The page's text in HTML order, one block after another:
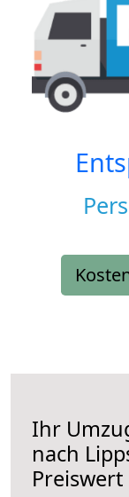
Ihr
nach
Preiswert